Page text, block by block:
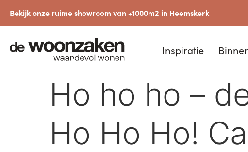
Bekijk onze ruime showroom van +1000m2 in Heemskerk
Inspiratie
Ho ho ho –
Ho Ho Ho!